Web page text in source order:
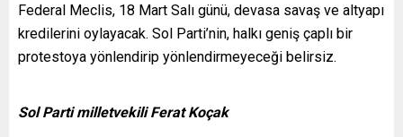
Federal Meclis, 18 Mart Salı günü, devasa savaş ve altyapı
kredilerini oylayacak. Sol Parti’nin, halkı geniş çaplı bir
protestoya yönlendirip yönlendirmeyeceği belirsiz.
Sol Parti milletvekili Ferat Koçak